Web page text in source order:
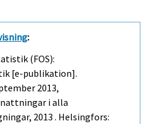
:
(FOS):
[e-publikation].
2013,
i alla
2013 . Helsingfors: